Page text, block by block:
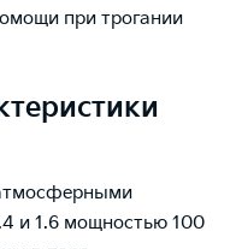
при трогании
и 1.6 мощностью 100